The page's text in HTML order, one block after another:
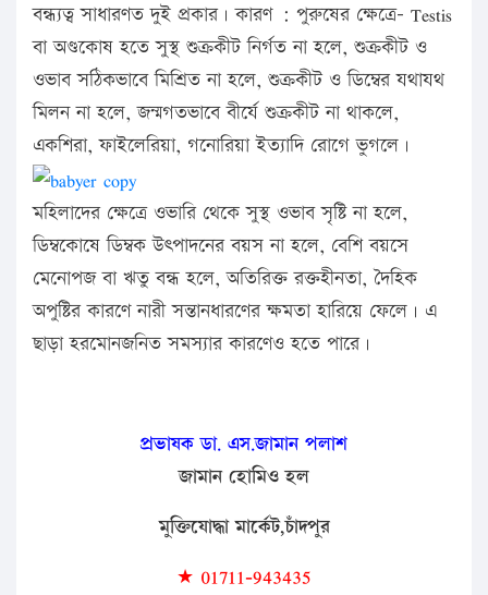
বন্ধ্যত্ব সাধারণত দুই প্রকার। কারণ : পুরুষের ক্ষেত্রে- Testis
বা অণ্ডকোষ হতে সুস্থ শুক্রকীট নির্গত না হলে, শুক্রকীট ও
ওভাব সঠিকভাবে মিশ্রিত না হলে, শুক্রকীট ও ডিম্বের যথাযথ
মিলন না হলে, জন্মগতভাবে বীর্যে শুক্রকীট না থাকলে,
একশিরা, ফাইলেরিয়া, গনোরিয়া ইত্যাদি রোগে ভুগলে।
মহিলাদের ক্ষেত্রে ওভারি থেকে সুস্থ ওভাব সৃষ্টি না হলে,
ডিম্বকোষে ডিম্বক উৎপাদনের বয়স না হলে, বেশি বয়সে
মেনোপজ বা ঋতু বন্ধ হলে, অতিরিক্ত রক্তহীনতা, দৈহিক
অপুষ্টির কারণে নারী সন্তানধারণের ক্ষমতা হারিয়ে ফেলে। এ
ছাড়া হরমোনজনিত সমস্যার কারণেও হতে পারে।
প্রভাষক ডা. এস.জামান পলাশ
জামান হোমিও হল
মুক্তিযোদ্ধা মার্কেট,চাঁদপুর
★ 01711-943435